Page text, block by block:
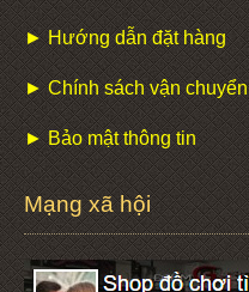
► Hướng dẫn đặt hàng
► Chính sách vận chuyển
► Bảo mật thông tin
Mạng xã hội